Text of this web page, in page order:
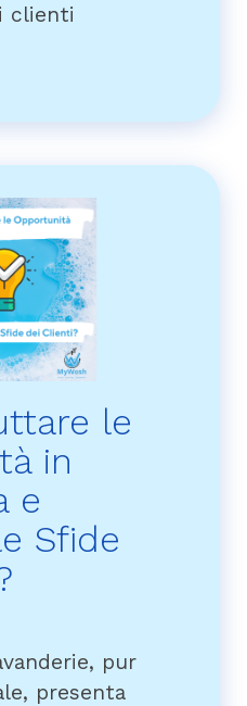
clienti
le
in
e
Sfide
pur
presenta